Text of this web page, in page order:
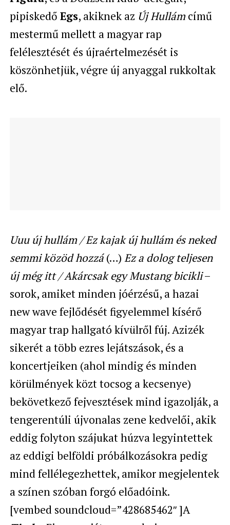
pipiskedő Egs, akiknek az Új Hullámcímű
mestermű mellett a magyar rap
felélesztését és újraértelmezését is
köszönhetjük, végre új anyaggal rukkoltak
elő.
Uuu új hullám /Ez kajak új hullám és neked
semmi közöd hozzá(…) Ez a dolog teljesen
új még itt / Akárcsak egy Mustang bicikli–
sorok, amiket minden jóérzésű, a hazai
new wave fejlődését figyelemmel kísérő
magyar trap hallgató kívülről fúj. Azizék
sikerét a több ezres lejátszások, és a
koncertjeiken (ahol mindig és minden
körülmények közt tocsog a kecsenye)
bekövetkező fejvesztések mind igazolják, a
tengerentúli újvonalas zene kedvelői, akik
eddig folyton szájukat húzva legyintettek
az eddigi belföldi próbálkozásokra pedig
mind fellélegezhettek, amikor megjelentek
a színen szóban forgó előadóink.
[vembed soundcloud=”428685462″ ]A